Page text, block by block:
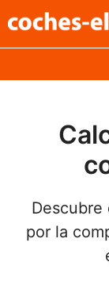
al
por la